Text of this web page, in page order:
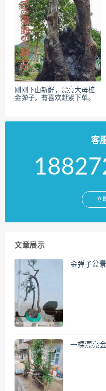
刚刚下山新鲜，漂亮大母桩
金弹子，有喜欢赶紧下单。
客
立
文章展示
金弹子盆
一棵漂亮